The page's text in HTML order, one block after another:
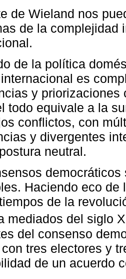
de Wieland nos
de la complejidad
de la política
es
y
todo equivale a la
conflictos, con
y divergentes
neutral.
Haciendo eco
de la
mediados del siglo
del consenso
tres electores y
de un acuerdo